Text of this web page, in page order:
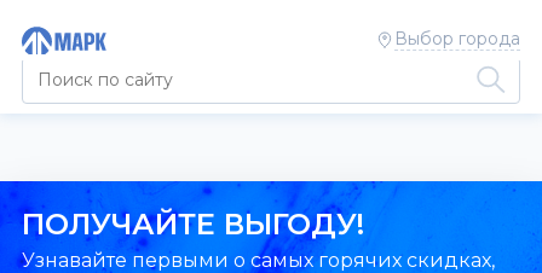
Выбор города
ПОЛУЧАЙТЕ ВЫГОДУ!
Узнавайте первыми о самых горячих скидках,